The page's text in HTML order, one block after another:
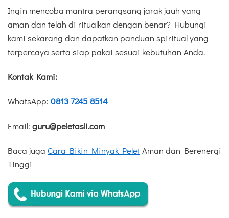
Ingin mencoba mantra perangsang jarak jauh yang
aman dan telah di ritualkan dengan benar? Hubungi
kami sekarang dan dapatkan panduan spiritual yang
terpercaya serta siap pakai sesuai kebutuhan Anda.
Kontak Kami:
WhatsApp: 0813 7245 8514
Email: guru@peletasli.com
Baca juga Cara Bikin Minyak PeletAman dan Berenergi
Tinggi